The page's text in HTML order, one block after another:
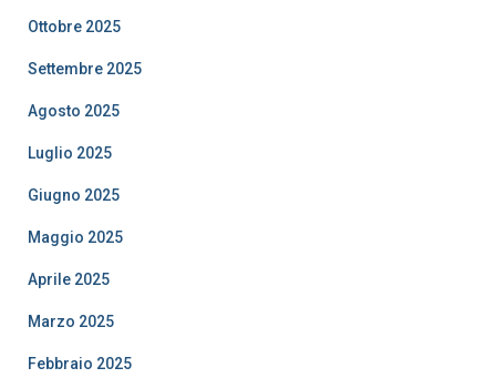
Ottobre 2025
Settembre 2025
Agosto 2025
Luglio 2025
Giugno 2025
Maggio 2025
Aprile 2025
Marzo 2025
Febbraio 2025